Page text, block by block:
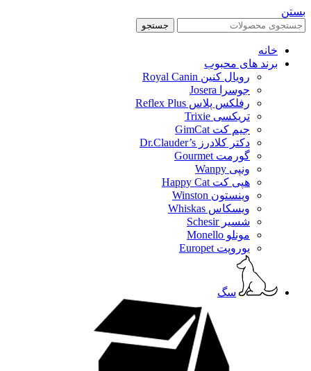
بستن
جستجو
خانه
برند های محبوب
رویال کنین Royal Canin
جوسرا Josera
رفلکس پلاس Reflex Plus
تریکسی Trixie
جیم کت GimCat
دکتر کلادرز Dr.Clauder’s
گورمت Gourmet
ونپی Wanpy
هپی کت Happy Cat
وینستون Winston
ویسکاس Whiskas
شسیر Schesir
مونلو Monello
یوروپت Europet
سگ